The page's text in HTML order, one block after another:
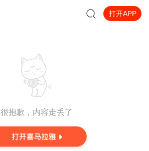
打开APP
很抱歉，内容走丢了